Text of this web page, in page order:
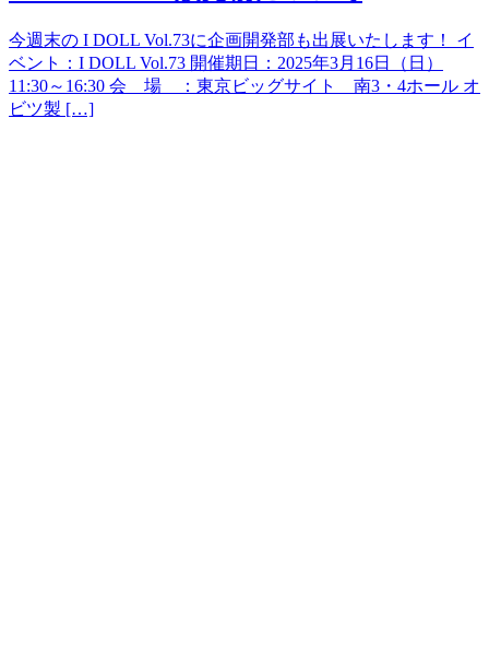
今週末の I DOLL Vol.73に企画開発部も出展いたします！ イ
ベント：I DOLL Vol.73 開催期日：2025年3月16日（日）
11:30～16:30 会 場 ：東京ビッグサイト 南3・4ホール オ
ビツ製 […]